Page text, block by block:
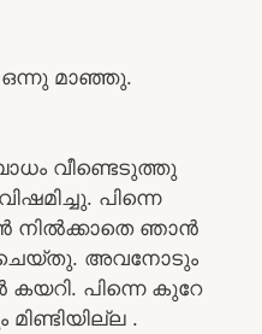
ഒന്നു മാഞ്ഞു.
വീണ്ടെടുത്തു
പിന്നെ
നിൽക്കാതെ ഞാൻ
ചെയ്തു. അവനോടും
പിന്നെ കുറേ
.